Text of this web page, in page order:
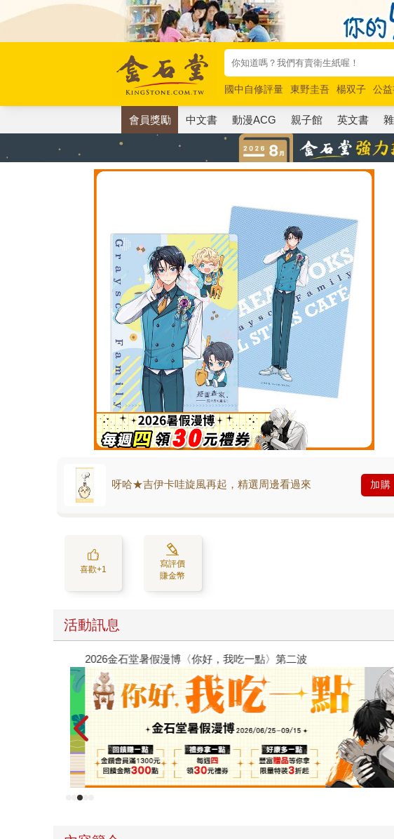
國中自修評量 東野圭吾 楊双子 公
唯紅花綻放
奧德賽 路邊攤新作 馬
會員獎勵 中文書 動漫ACG 親子館 英文書
呀哈★吉伊卡哇旋風再起，精選周邊看過來 加購
喜歡+1
寫評價
賺金幣
活動訊息
2026金石堂暑假漫博〈你好，我吃一點〉第二波